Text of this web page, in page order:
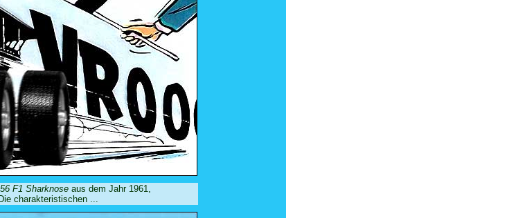
F1 Sharknose aus dem Jahr 1961,
charakteristischen ...